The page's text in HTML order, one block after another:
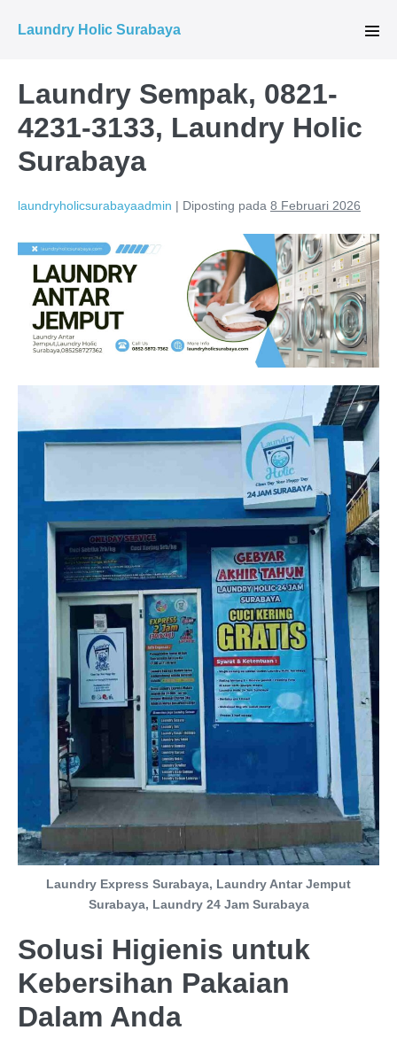
Laundry Holic Surabaya
Laundry Sempak, 0821-
4231-3133, Laundry Holic
Surabaya
laundryholicsurabayaadmin | Diposting pada 8 Februari 2026
Laundry Express Surabaya, Laundry Antar Jemput
Surabaya, Laundry 24 Jam Surabaya
Solusi Higienis untuk
Kebersihan Pakaian
Dalam Anda